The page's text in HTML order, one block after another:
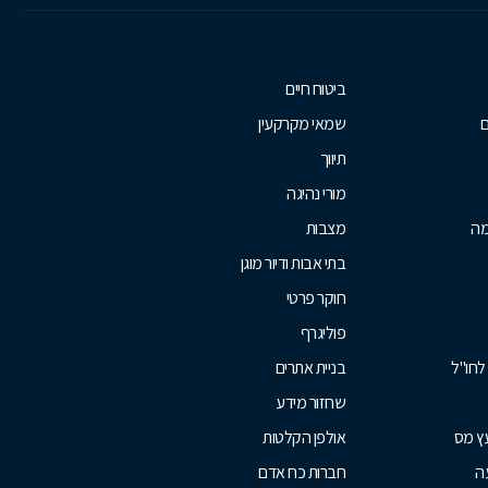
לחו"ל
מס
ביטוח חיים
שמאי מקרקעין
תיווך
מורי נהיגה
מצבות
בתי אבות ודיור מוגן
חוקר פרטי
פוליגרף
בניית אתרים
שחזור מידע
אולפן הקלטות
חברות כח אדם